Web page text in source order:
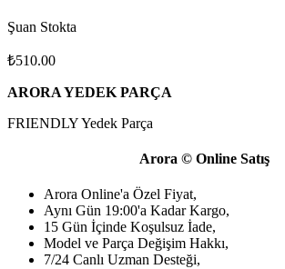
Şuan Stokta
₺510.00
ARORA YEDEK PARÇA
FRIENDLY Yedek Parça
Arora © Online Satış
Arora Online'a Özel Fiyat,
Aynı Gün 19:00'a Kadar Kargo,
15 Gün İçinde Koşulsuz İade,
Model ve Parça Değişim Hakkı,
7/24 Canlı Uzman Desteği,